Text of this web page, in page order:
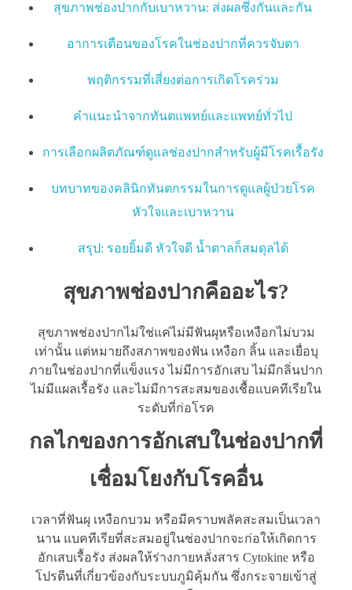
สุขภาพช่องปากกับเบาหวาน: ส่งผลซึ่งกันและกัน
อาการเตือนของโรคในช่องปากที่ควรจับตา
พฤติกรรมที่เสี่ยงต่อการเกิดโรคร่วม
คำแนะนำจากทันตแพทย์และแพทย์ทั่วไป
การเลือกผลิตภัณฑ์ดูแลช่องปากสำหรับผู้มีโรคเรื้อรัง
บทบาทของคลินิกทันตกรรมในการดูแลผู้ป่วยโรค
หัวใจและเบาหวาน
สรุป: รอยยิ้มดี หัวใจดี น้ำตาลก็สมดุลได้
สุขภาพช่องปากคืออะไร?
สุขภาพช่องปากไม่ใช่แค่ไม่มีฟันผุหรือเหงือกไม่บวม
เท่านั้น แต่หมายถึงสภาพของฟัน เหงือก ลิ้น และเยื่อบุ
ภายในช่องปากที่แข็งแรง ไม่มีการอักเสบ ไม่มีกลิ่นปาก
ไม่มีแผลเรื้อรัง และไม่มีการสะสมของเชื้อแบคทีเรียใน
ระดับที่ก่อโรค
กลไกของการอักเสบในช่องปากที่
เชื่อมโยงกับโรคอื่น
เวลาที่ฟันผุ เหงือกบวม หรือมีคราบพลัคสะสมเป็นเวลา
นาน แบคทีเรียที่สะสมอยู่ในช่องปากจะก่อให้เกิดการ
อักเสบเรื้อรัง ส่งผลให้ร่างกายหลั่งสาร Cytokine หรือ
โปรตีนที่เกี่ยวข้องกับระบบภูมิคุ้มกัน ซึ่งกระจายเข้าสู่